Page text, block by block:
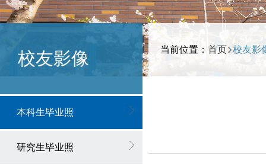
校友影像
本科生毕业照
研究生毕业照
当前位置： 首页 校友影